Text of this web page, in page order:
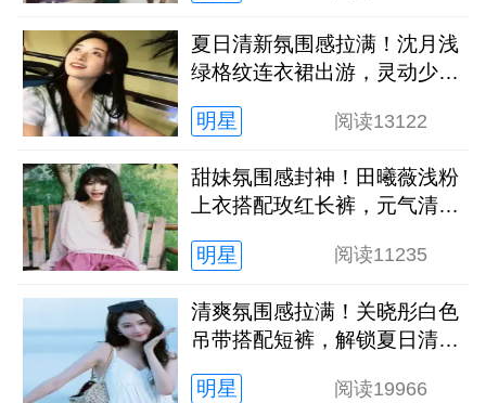
夏日清新氛围感拉满！沈月浅
绿格纹连衣裙出游，灵动少女
明星
阅读13122
甜妹氛围感封神！田曦薇浅粉
上衣搭配玫红长裤，元气清甜
明星
阅读11235
清爽氛围感拉满！关晓彤白色
吊带搭配短裤，解锁夏日清冷
明星
阅读19966